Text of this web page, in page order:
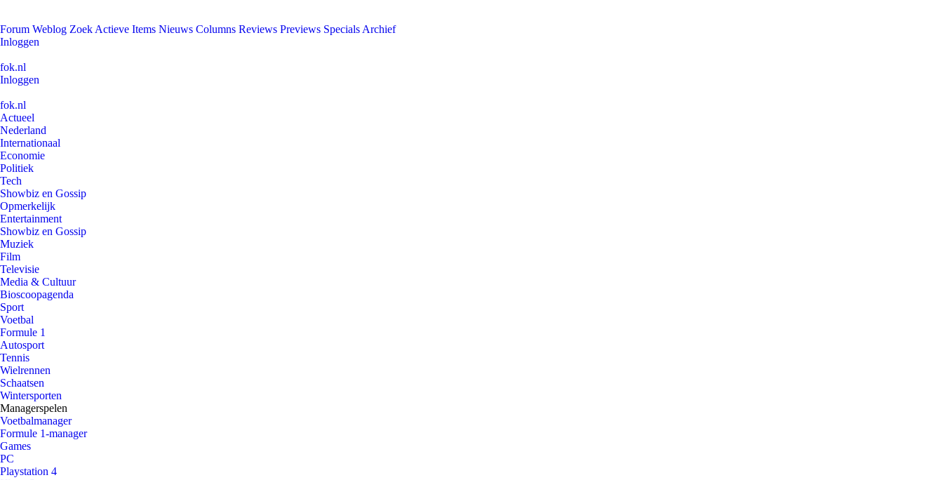
Forum Weblog Zoek Actieve Items Nieuws Columns Reviews Previews Specials Archief
Inloggen
fok.nl
Inloggen
fok.nl
Actueel
Nederland
Internationaal
Economie
Politiek
Tech
Showbiz en Gossip
Opmerkelijk
Entertainment
Showbiz en Gossip
Muziek
Film
Televisie
Media & Cultuur
Bioscoopagenda
Sport
Voetbal
Formule 1
Autosport
Tennis
Wielrennen
Schaatsen
Wintersporten
Managerspelen
Voetbalmanager
Formule 1-manager
Games
PC
Playstation 4